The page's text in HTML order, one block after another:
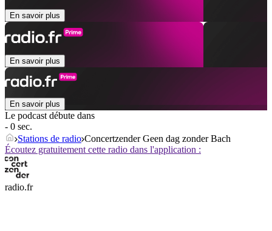
En savoir plus
En savoir plus
En savoir plus
Le podcast débute dans
- 0 sec.
Stations de radio Concertzender Geen dag zonder Bach
Écoutez gratuitement cette radio dans l'application :
radio.fr